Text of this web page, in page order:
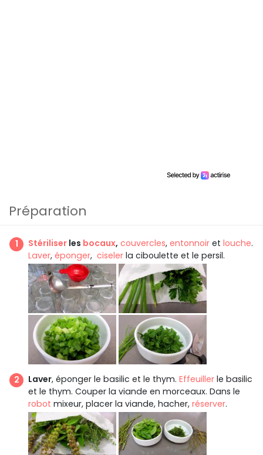
Préparation
Stériliser les bocaux, couvercles, entonnoir et louche.
Laver, éponger, ciseler la ciboulette et le persil.
Laver, éponger le basilic et le thym. Effeuiller le basilic
et le thym. Couper la viande en morceaux. Dans le
robot mixeur, placer la viande, hacher, réserver.